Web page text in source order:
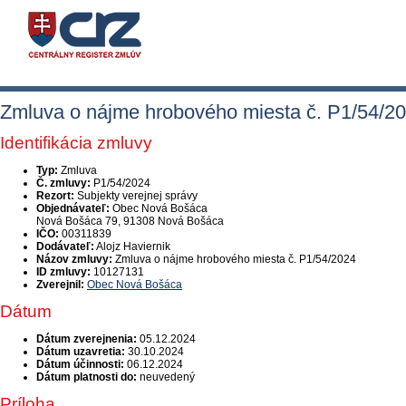
Zmluva o nájme hrobového miesta č. P1/54/
Identifikácia zmluvy
Typ: Zmluva
Č. zmluvy: P1/54/2024
Rezort: Subjekty verejnej správy
Objednávateľ: Obec Nová Bošáca
Nová Bošáca 79, 91308 Nová Bošáca
IČO: 00311839
Dodávateľ: Alojz Haviernik
Názov zmluvy: Zmluva o nájme hrobového miesta č. P1/54/2024
ID zmluvy: 10127131
Zverejnil: Obec Nová Bošáca
Dátum
Dátum zverejnenia: 05.12.2024
Dátum uzavretia: 30.10.2024
Dátum účinnosti: 06.12.2024
Dátum platnosti do: neuvedený